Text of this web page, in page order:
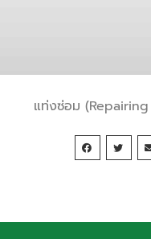
แท่งซ่อม